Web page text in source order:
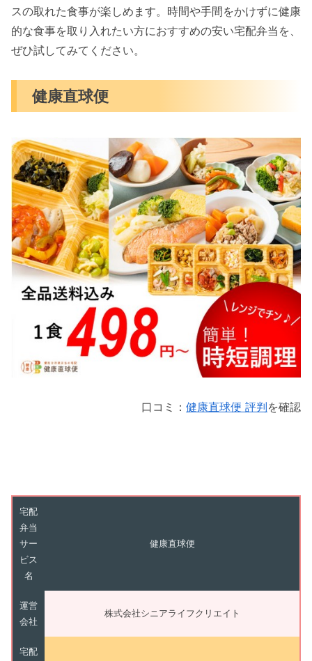
スの取れた食事が楽しめます。時間や手間をかけずに健康
的な食事を取り入れたい方におすすめの安い宅配弁当を、
ぜひ試してみてください。
健康直球便
口コミ： 健康直球便 評判を確認
宅配
弁当
サー
ビス
名
健康直球便
運営
会社
株式会社シニアライフクリエイト
宅配